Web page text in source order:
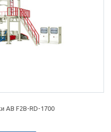
AB F2B-RD-1700